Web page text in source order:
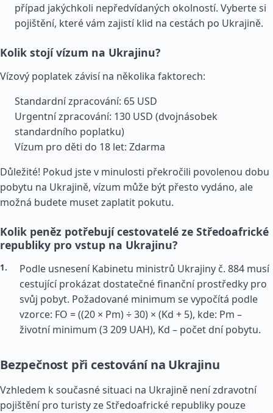
případ jakýchkoli nepředvídaných okolností. Vyberte si
pojištění, které vám zajistí klid na cestách po Ukrajině.
Kolik stojí vízum na Ukrajinu?
Vízový poplatek závisí na několika faktorech:
Standardní zpracování: 65 USD
Urgentní zpracování: 130 USD (dvojnásobek
standardního poplatku)
Vízum pro děti do 18 let: Zdarma
Důležité! Pokud jste v minulosti překročili povolenou dobu
pobytu na Ukrajině, vízum může být přesto vydáno, ale
možná budete muset zaplatit pokutu.
Kolik peněz potřebují cestovatelé ze Středoafrické
republiky pro vstup na Ukrajinu?
Podle usnesení Kabinetu ministrů Ukrajiny č. 884 musí
cestující prokázat dostatečné finanční prostředky pro
svůj pobyt. Požadované minimum se vypočítá podle
vzorce: FO = ((20 × Pm) ÷ 30) × (Kd + 5), kde: Pm –
životní minimum (3 209 UAH), Kd – počet dní pobytu.
Bezpečnost při cestování na Ukrajinu
Vzhledem k současné situaci na Ukrajině není zdravotní
pojištění pro turisty ze Středoafrické republiky pouze